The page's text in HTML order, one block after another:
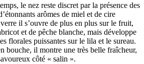
le nez reste discret par la présence des
arômes de miel et de cire
il s’ouvre de plus en plus sur le fruit,
et de pêche blanche, mais développe
florales puissantes sur le lila et le sureau.
bouche, il montre une très belle fraîcheur,
côté « salin ».